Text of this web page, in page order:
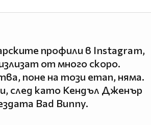
профили в Instagram,
от много скоро.
поне на този етап, няма.
след като Кендъл Дженър
Bad Bunny.